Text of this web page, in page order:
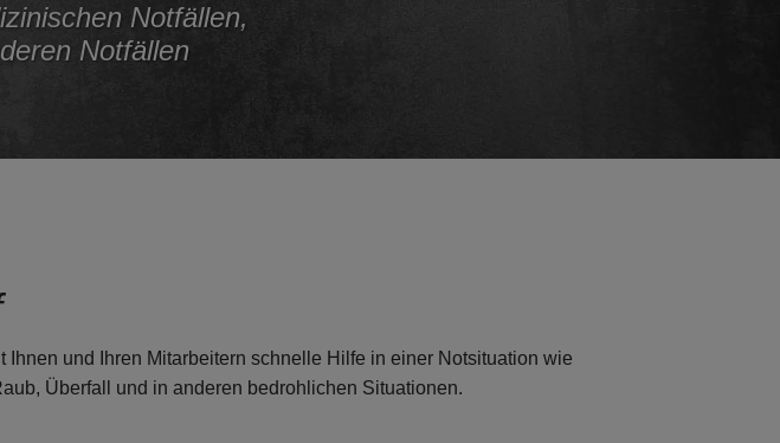
Notfällen,
Notfällen
Ihnen und Ihren Mitarbeitern schnelle Hilfe in einer Notsituation wie
Überfall und in anderen bedrohlichen Situationen.